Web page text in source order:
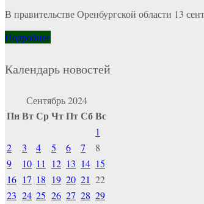
В правительстве Оренбургской области 13
Подробнее
Календарь новостей
Сентябрь 2024
ПнВтСрЧтПтСбВс
1
2
3 4 5 6 7
8
9
10 11 12 13 14 15
16 17 18 19 20 21 22
23 24 25 26 27 28 29